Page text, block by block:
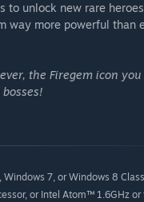
to unlock new rare
way more powerful than
the Firegem icon
7, or Windows 8
or Intel Atom™ 1.6GHz